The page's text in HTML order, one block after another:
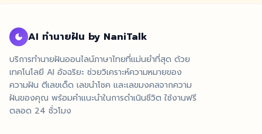
AI ทำนายฝัน by NaniTalk
บริการทำนายฝันออนไลน์ภาษาไทยที่แม่นยำที่สุด ด้วย
เทคโนโลยี AI อัจฉริยะ ช่วยวิเคราะห์ความหมายของ
ความฝัน ตีเลขเด็ด เลขนำโชค และเลขมงคลจากความ
ฝันของคุณ พร้อมคำแนะนำในการดำเนินชีวิต ใช้งานฟรี
ตลอด 24 ชั่วโมง